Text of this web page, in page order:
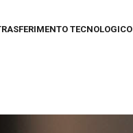
TECNOLOGICO